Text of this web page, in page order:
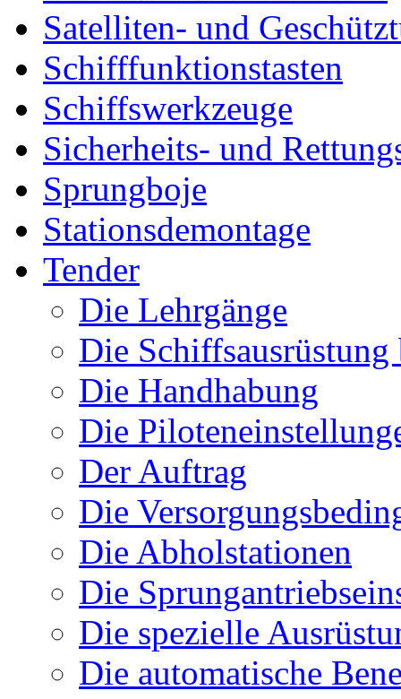
Satelliten- und
Schifffunktionstasten
Schiffswerkzeuge
Sicherheits- und
Sprungboje
Stationsdemontage
Tender
Die Lehrgänge
Die Schiffsausrüstung
Die Handhabung
Die
Der Auftrag
Die
Die Abholstationen
Die
Die spezielle
Die automatische